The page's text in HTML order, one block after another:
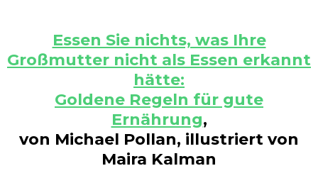
Essen Sie nichts, was Ihre
Großmutter nicht als Essen erkannt
hätte:
Goldene Regeln für gute
Ernährung,
von Michael Pollan, illustriert von
Maira Kalman